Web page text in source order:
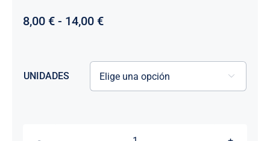
8,00 € - 14,00 €Rango
desde
8,00 €
hasta
UNIDADES 